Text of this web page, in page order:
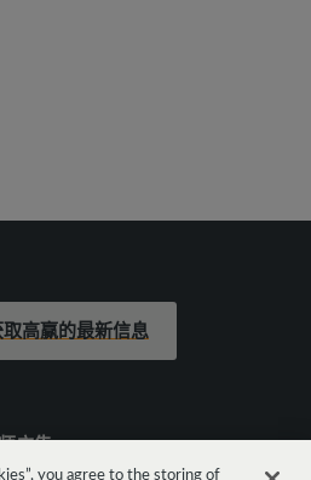
高赢的最新信息
广告
you agree to the storing of